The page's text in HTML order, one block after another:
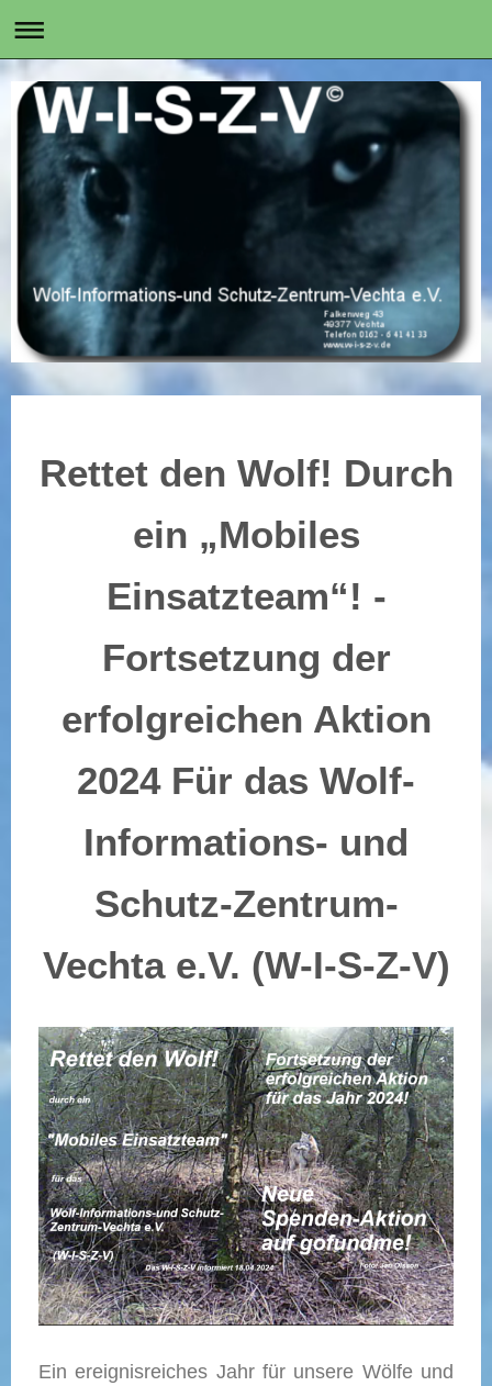
Rettet den Wolf! Durch
ein „Mobiles
Einsatzteam“! -
Fortsetzung der
erfolgreichen Aktion
2024 Für das Wolf-
Informations- und
Schutz-Zentrum-
Vechta e.V. (W-I-S-Z-V)
Ein ereignisreiches Jahr für unsere Wölfe und